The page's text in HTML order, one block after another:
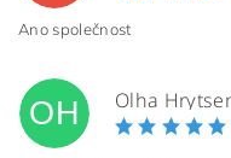
Ano společnost
OH Olha